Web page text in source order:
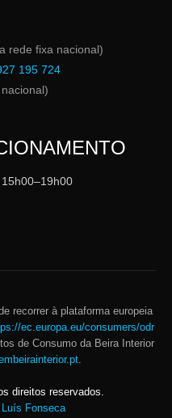
rede fixa nacional)
195 724
recorrer à plataforma europeia
ec.europa.eu/consumers/odr
de Consumo da Beira Interior
.
direitos reservados.
Luís Fonseca